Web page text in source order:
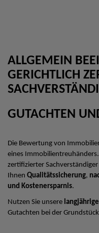
ALLGEMEIN
GERICHTLICH
GUTACHTEN
Die Bewertung von
eines
zertifizierter
Ihnen Qualitätssicherung,
und Kostenersparnis.
Nutzen Sie unsere
Gutachten bei der